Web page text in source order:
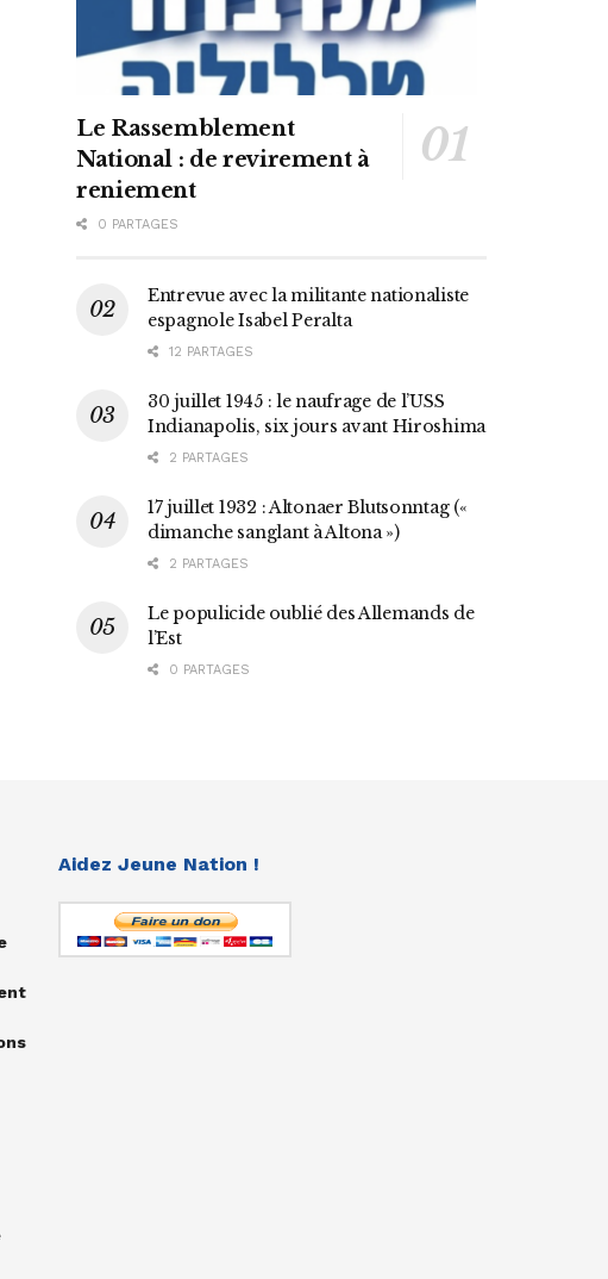
Le Rassemblement
National : de revirement à
reniement
0 PARTAGES
Entrevue avec la militante nationaliste
espagnole Isabel Peralta
12 PARTAGES
30 juillet 1945 : le naufrage de l’USS
Indianapolis, six jours avant Hiroshima
2 PARTAGES
17 juillet 1932 : Altonaer Blutsonntag («
dimanche sanglant à Altona »)
2 PARTAGES
Le populicide oublié des Allemands de
l’Est
0 PARTAGES
Aidez Jeune Nation !